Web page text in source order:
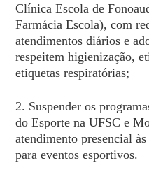
Clínica Escola de
Farmácia Escola), com
atendimentos diários e
respeitem higienização,
etiquetas respiratórias;
2. Suspender os
do Esporte na UFSC e
atendimento presencial
para eventos esportivos.